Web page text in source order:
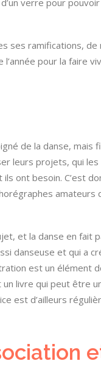
verre pour
ses ramifications,
pour la faire
de la danse, mais
leurs projets, qui les
ont besoin. C’est
amateurs
et la danse en fait
danseuse et qui a
est un élément
un livre qui peut être
est d’ailleurs